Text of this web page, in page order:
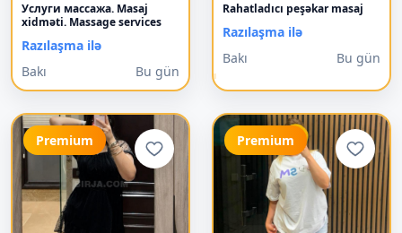
Услуги массажа. Masaj
xidməti. Massage services
Razılaşma ilə
Bakı
Bu gün
Rahatladıcı peşəkar masaj
Razılaşma ilə
Bakı
Bu gün
Premium Premium